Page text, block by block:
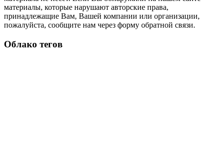
материалы, которые нарушают авторские права,
принадлежащие Вам, Вашей компании или организации,
пожалуйста, сообщите нам через форму обратной связи.
Облако тегов